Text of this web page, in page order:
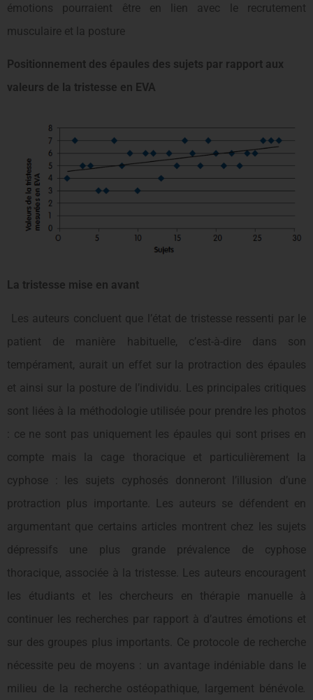
émotions pourraient être en lien avec le recrutement
musculaire et la posture
Positionnement des épaules des sujets par rapport aux
valeurs de la tristesse en EVA
La tristesse mise en avant
Les auteurs concluent que l’état de tristesse ressenti par le
patient de manière habituelle, c’est-à-dire dans son
tempérament, aurait un effet sur la protraction des épaules
et ainsi sur la posture de l’individu. Les principales critiques
sont liées à la méthodologie utilisée pour prendre les photos
: ce ne sont pas uniquement les épaules qui sont prises en
compte mais la cage thoracique et particulièrement la
cyphose : les sujets cyphosés donneront l’illusion d’une
protraction plus importante. Les auteurs se défendent en
argumentant que certains articles montrent chez les sujets
dépressifs une plus grande prévalence de cyphose
thoracique, associée à la tristesse. Les auteurs encouragent
les étudiants et les chercheurs en thérapie manuelle à
continuer les recherches par rapport à d’autres émotions et
sur des groupes plus importants. Ce protocole de recherche
nécessite peu de moyens : un avantage indéniable dans le
milieu de la recherche ostéopathique, largement bénévole